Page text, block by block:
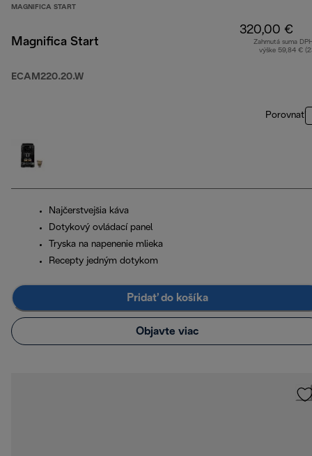
MAGNIFICA START
Magnifica Start
ECAM220.20.W
320,00 €
Zahrnutá suma
výške 59,84 €
Porovnať
Najčerstvejšia káva
Dotykový ovládací panel
Tryska na napenenie mlieka
Recepty jedným dotykom
Pridať do košíka
Objavte viac